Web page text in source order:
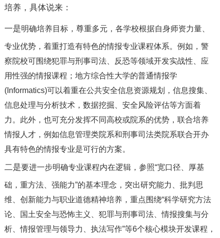
培养，具体说来：
一是明确培养目标，尊重多元，各学校根据自身师资力量、
专业优势，着重打造有特色的情报专业课程体系。例如，警
察院校可围绕犯罪与刑事司法、反恐等领域开发实战性、应
用性强的情报课程；地方综合性大学的普通情报学
(Informatics)可以着重在公共安全信息资源规划，信息搜集、
信息处理与分析技术，数据挖掘、安全风险评估等方面着
力。此外，也可充分发挥不同高校或院系的优势，联合培养
情报人才，例如信息管理类院系和刑事司法类院系联合开办
具有特色的情报专业是可行的方案。
二是要进一步明确专业课程内在逻辑，参照“宽口径、厚基
础，重方法、强能力”的基本理念，突出研究能力、批判思
维、创新能力与职业道德精神培养，重点围绕“科学研究方法
论、国土安全与恐怖主义、犯罪与刑事司法、情报搜集与分
析、情报管理与领导力、执法写作”等6个核心模块开发课程，